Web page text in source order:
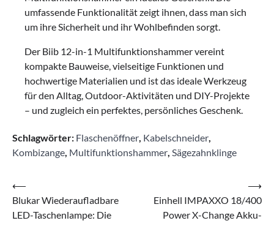
umfassende Funktionalität zeigt ihnen, dass man sich
um ihre Sicherheit und ihr Wohlbefinden sorgt.
Der Biib 12-in-1 Multifunktionshammer vereint
kompakte Bauweise, vielseitige Funktionen und
hochwertige Materialien und ist das ideale Werkzeug
für den Alltag, Outdoor-Aktivitäten und DIY-Projekte
– und zugleich ein perfektes, persönliches Geschenk.
Schlagwörter: Flaschenöffner, Kabelschneider,
Kombizange, Multifunktionshammer, Sägezahnklinge
Beitragsnavigation
⟵
Blukar Wiederaufladbare
LED-Taschenlampe: Die
Einhell IMPAXXO 18/400
Power X-Change Akku-
⟶